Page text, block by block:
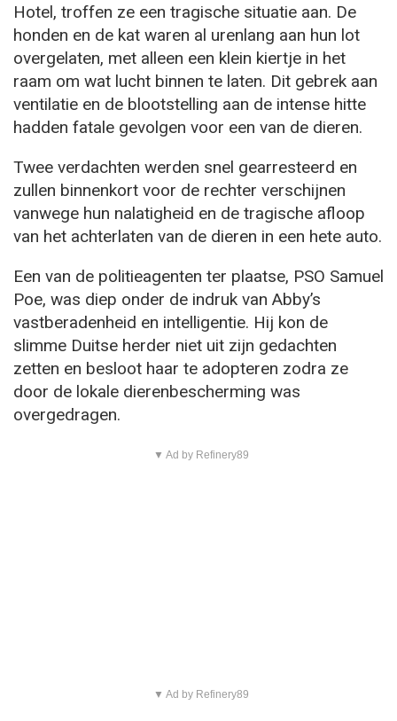
Hotel, troffen ze een tragische situatie aan. De
honden en de kat waren al urenlang aan hun lot
overgelaten, met alleen een klein kiertje in het
raam om wat lucht binnen te laten. Dit gebrek aan
ventilatie en de blootstelling aan de intense hitte
hadden fatale gevolgen voor een van de dieren.
Twee verdachten werden snel gearresteerd en
zullen binnenkort voor de rechter verschijnen
vanwege hun nalatigheid en de tragische afloop
van het achterlaten van de dieren in een hete auto.
Een van de politieagenten ter plaatse, PSO Samuel
Poe, was diep onder de indruk van Abby’s
vastberadenheid en intelligentie. Hij kon de
slimme Duitse herder niet uit zijn gedachten
zetten en besloot haar te adopteren zodra ze
door de lokale dierenbescherming was
overgedragen.
▼ Ad by Refinery89
▼ Ad by Refinery89